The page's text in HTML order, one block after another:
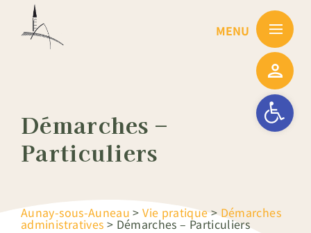
Ouvrir la
Démarches –
Particuliers
Aunay-sous-Auneau >Vie pratique>Démarches
administratives > Démarches – Particuliers